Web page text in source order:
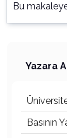
Bu
Yazara
Basının